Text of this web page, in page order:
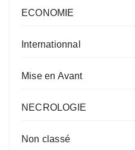
ECONOMIE
Internationnal
Mise en Avant
NECROLOGIE
Non classé